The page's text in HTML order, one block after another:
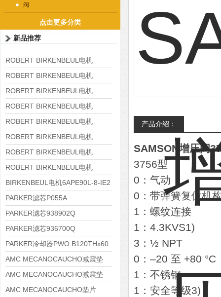
阀
点击更多分类
新品推荐
ROBERT BIRKENBEUL电机
8APE225M-4-IE3
ROBERT BIRKENBEUL电机
8APE180L-4 IE3
ROBERT BIRKENBEUL电机
8APE160M-6 IE3
ROBERT BIRKENBEUL电机
8APE160L-4-IE3
ROBERT BIRKENBEUL电机
8APE112M-6K-IE3
ROBERT BIRKENBEUL电机
8APE100L-2 IE3
ROBERT BIRKENBEUL电机
8APE90S-4 IE3
ROBERT BIRKENBEUL电机
8APE80M-2K-IE3
BIRKENBEUL电机6APE90L-8-IE2
PARKER滤芯P055A
PARKER滤芯938902Q
PARKER滤芯936700Q
PARKER冷却器PWO B120THx60
AMC MECANOCAUCHO减震垫
138552
AMC MECANOCAUCHO减震垫
138551
AMC MECANOCAUCHO垫片
产品介绍：
SAMSON增压阀
3756型
0：气动
0：带弹簧复位机
1：螺纹连接
1：4.3KVS1)
3：½ NPT
0：–20 至 +80 °C
1：不锈钢
1：安全等级3)